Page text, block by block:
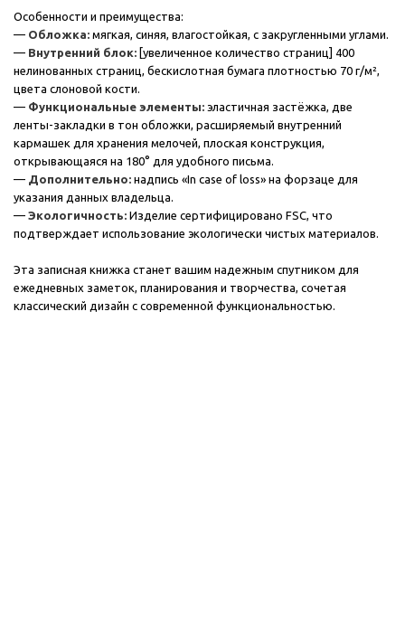
Особенности и преимущества:
— Обложка: мягкая, синяя, влагостойкая, с закругленными углами.
— Внутренний блок: [увеличенное количество страниц] 400
нелинованных страниц, бескислотная бумага плотностью 70 г/м²,
цвета слоновой кости.
— Функциональные элементы: эластичная застёжка, две
ленты-закладки в тон обложки, расширяемый внутренний
кармашек для хранения мелочей, плоская конструкция,
открывающаяся на 180° для удобного письма.
— Дополнительно: надпись «In case of loss» на форзаце для
указания данных владельца.
— Экологичность: Изделие сертифицировано FSC, что
подтверждает использование экологически чистых материалов.
Эта записная книжка станет вашим надежным спутником для
ежедневных заметок, планирования и творчества, сочетая
классический дизайн с современной функциональностью.